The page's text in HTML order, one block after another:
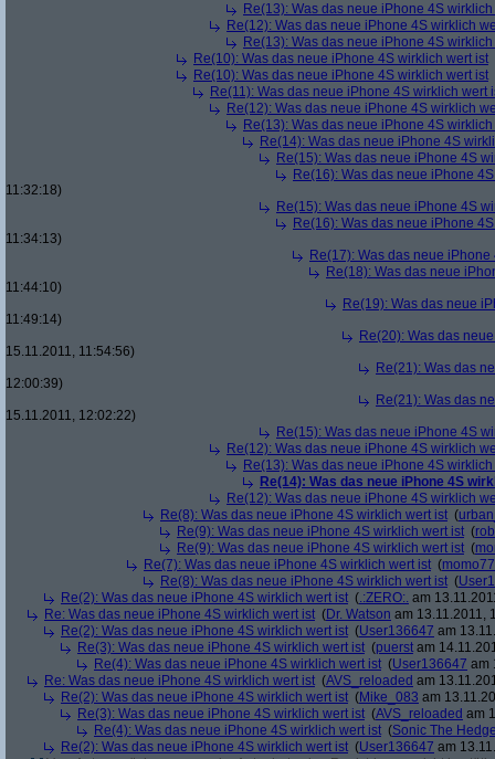
Re(13): Was das neue iPhone 4S
Re(12): Was das neue iPhone 4S wirklich
Re(13): Was das neue iPhone 4S
Re(10): Was das neue iPhone 4S wirklich wert ist
Re(10): Was das neue iPhone 4S wirklich wert ist
Re(11): Was das neue iPhone 4S wirklich wert
Re(12): Was das neue iPhone 4S wirklich
Re(13): Was das neue iPhone 4S
Re(14): Was das neue iPhone 4S
Re(15): Was das neue iPhone 4S
Re(16): Was das neue iPhone
11:32:18)
Re(15): Was das neue iPhone 4S
Re(16): Was das neue iPhone
11:34:13)
Re(17): Was das neue
Re(18): Was das neue
11:44:10)
Re(19): Was das neue
11:49:14)
Re(20): Was das
15.11.2011, 11:54:56)
Re(21): Was das
12:00:39)
Re(21): Was das
15.11.2011, 12:02:22)
Re(15): Was das neue iPhone 4S
Re(12): Was das neue iPhone 4S wirklich
Re(13): Was das neue iPhone 4S
Re(14): Was das neue iPhone 4S
Re(12): Was das neue iPhone 4S wirklich
Re(8): Was das neue iPhone 4S wirklich wert ist (
Re(9): Was das neue iPhone 4S wirklich wert ist (
Re(9): Was das neue iPhone 4S wirklich wert ist (
Re(7): Was das neue iPhone 4S wirklich wert ist (momo77
Re(8): Was das neue iPhone 4S wirklich wert ist (
Re(2): Was das neue iPhone 4S wirklich wert ist (.:ZERO:. am
Re: Was das neue iPhone 4S wirklich wert ist (Dr. Watson am 13.11.2011,
Re(2): Was das neue iPhone 4S wirklich wert ist (User136647 am
Re(3): Was das neue iPhone 4S wirklich wert ist (puerst am
Re(4): Was das neue iPhone 4S wirklich wert ist (User136647 am
Re: Was das neue iPhone 4S wirklich wert ist (AVS_reloaded am
Re(2): Was das neue iPhone 4S wirklich wert ist (Mike_083 am
Re(3): Was das neue iPhone 4S wirklich wert ist (AVS_reloaded am
Re(4): Was das neue iPhone 4S wirklich wert ist (Sonic The
Re(2): Was das neue iPhone 4S wirklich wert ist (User136647 am